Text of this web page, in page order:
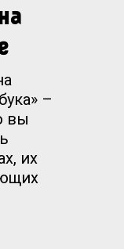
–
вы
их